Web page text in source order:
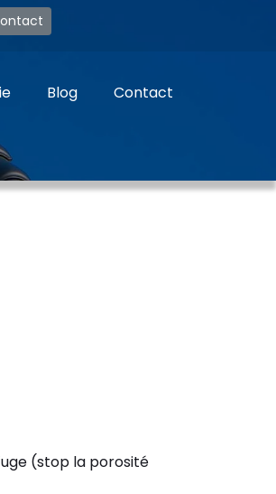
Blog Contact
(stop la porosité